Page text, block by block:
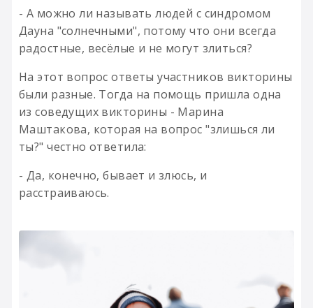
- А можно ли называть людей с синдромом
Дауна "солнечными", потому что они всегда
радостные, весёлые и не могут злиться?
На этот вопрос ответы участников викторины
были разные. Тогда на помощь пришла одна
из соведущих викторины - Марина
Маштакова, которая на вопрос "злишься ли
ты?" честно ответила:
- Да, конечно, бывает и злюсь, и
расстраиваюсь.